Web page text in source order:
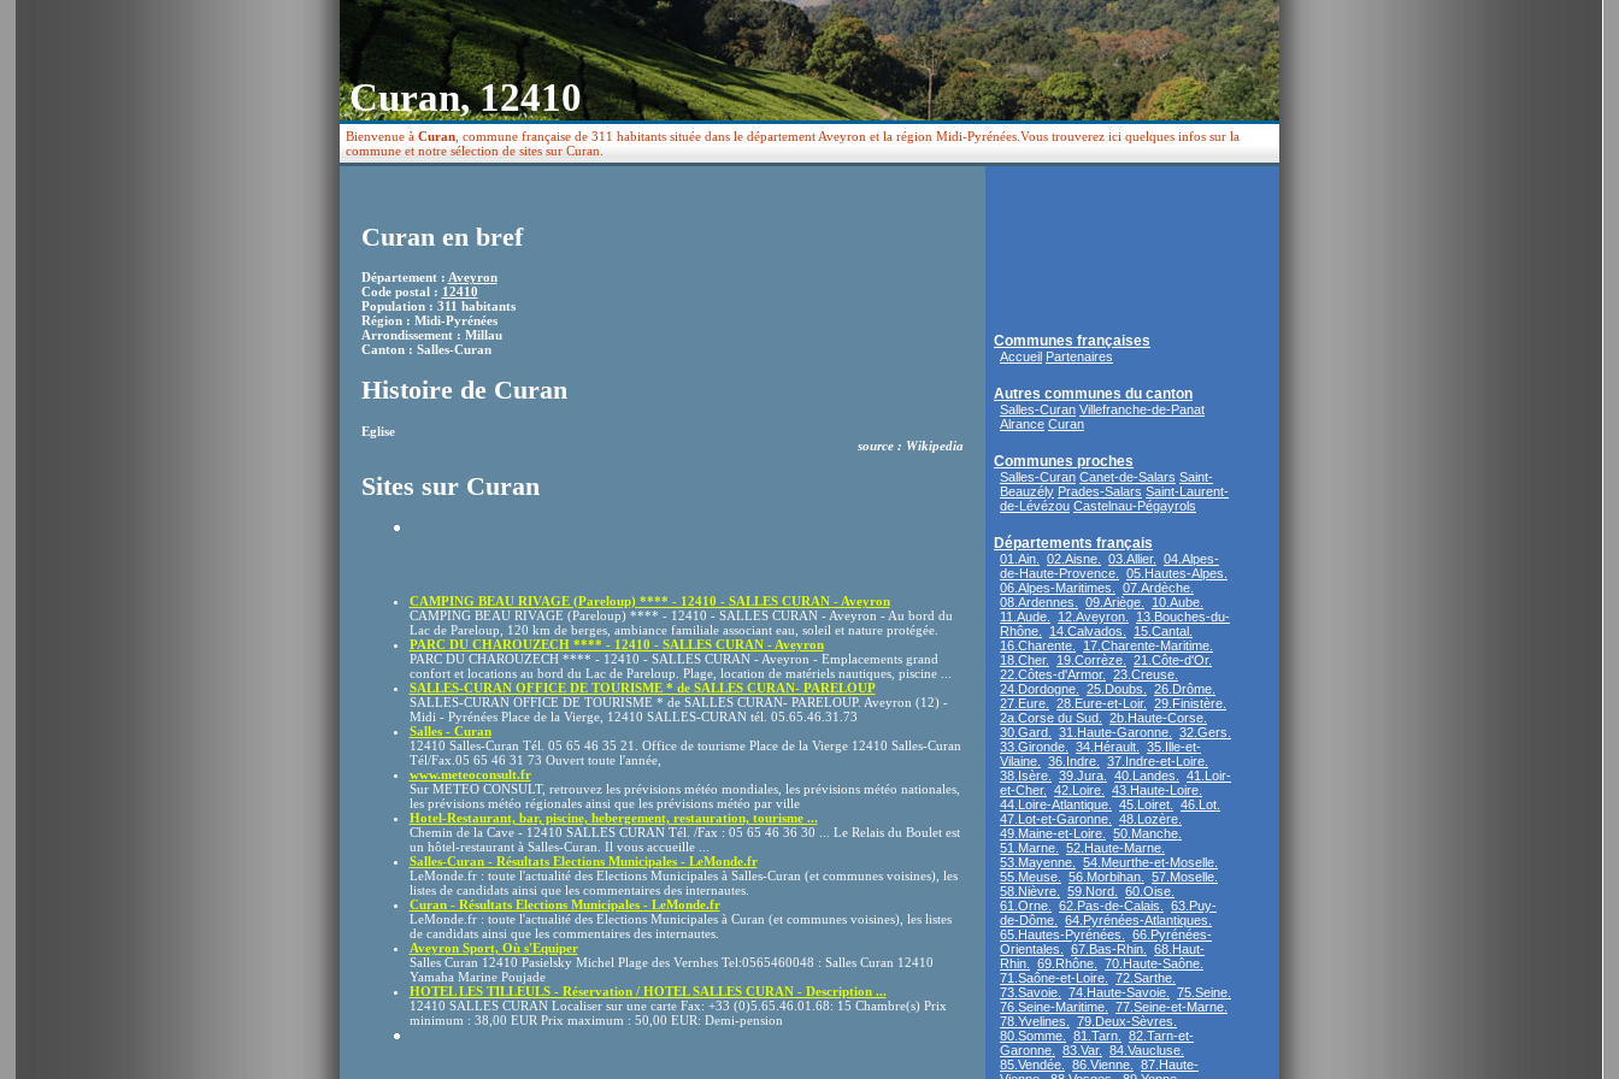
Curan, 12410
Bienvenue à Curan , commune française de 311 habitants située dans le département Aveyron et la région Midi-Pyrénées.Vous trouverez ici quelques infos sur la
commune et notre sélection de sites sur Curan.
Curan en bref
Département : Aveyron
Code postal : 12410
Population : 311 habitants
Région : Midi-Pyrénées
Arrondissement : Millau
Canton : Salles-Curan
Histoire de Curan
Eglise
source : Wikipedia
Sites sur Curan
CAMPING BEAU RIVAGE (Pareloup) **** - 12410 - SALLES CURAN - Aveyron
CAMPING BEAU RIVAGE (Pareloup) **** - 12410 - SALLES CURAN - Aveyron - Au bord du
Lac de Pareloup, 120 km de berges, ambiance familiale associant eau, soleil et nature protégée.
PARC DU CHAROUZECH **** - 12410 - SALLES CURAN - Aveyron
PARC DU CHAROUZECH **** - 12410 - SALLES CURAN - Aveyron - Emplacements grand
confort et locations au bord du Lac de Pareloup. Plage, location de matériels nautiques, piscine ...
SALLES-CURAN OFFICE DE TOURISME * de SALLES CURAN- PARELOUP
SALLES-CURAN OFFICE DE TOURISME * de SALLES CURAN- PARELOUP. Aveyron (12) -
Midi - Pyrénées Place de la Vierge, 12410 SALLES-CURAN tél. 05.65.46.31.73
Salles - Curan
12410 Salles-Curan Tél. 05 65 46 35 21. Office de tourisme Place de la Vierge 12410 Salles-Curan
Tél/Fax.05 65 46 31 73 Ouvert toute l'année,
www.meteoconsult.fr
Sur METEO CONSULT, retrouvez les prévisions météo mondiales, les prévisions météo nationales,
les prévisions météo régionales ainsi que les prévisions météo par ville
Hotel-Restaurant, bar, piscine, hebergement, restauration, tourisme ...
Chemin de la Cave - 12410 SALLES CURAN Tél. /Fax : 05 65 46 36 30 ... Le Relais du Boulet est
un hôtel-restaurant à Salles-Curan. Il vous accueille ...
Salles-Curan - Résultats Elections Municipales - LeMonde.fr
LeMonde.fr : toute l'actualité des Elections Municipales à Salles-Curan (et communes voisines), les
listes de candidats ainsi que les commentaires des internautes.
Curan - Résultats Elections Municipales - LeMonde.fr
LeMonde.fr : toute l'actualité des Elections Municipales à Curan (et communes voisines), les listes
de candidats ainsi que les commentaires des internautes.
Aveyron Sport, Où s'Equiper
Salles Curan 12410 Pasielsky Michel Plage des Vernhes Tel:0565460048 : Salles Curan 12410
Yamaha Marine Poujade
HOTEL LES TILLEULS - Réservation / HOTEL SALLES CURAN - Description ...
12410 SALLES CURAN Localiser sur une carte Fax: +33 (0)5.65.46.01.68: 15 Chambre(s) Prix
minimum : 38,00 EUR Prix maximum : 50,00 EUR: Demi-pension
Communes françaises
Accueil Partenaires
Autres communes du canton
Salles-Curan Villefranche-de-Panat
Alrance Curan
Communes proches
Salles-Curan Canet-de-Salars Saint-
Beauzély Prades-Salars Saint-Laurent-
de-Lévézou Castelnau-Pégayrols
Départements français
01.Ain. 02.Aisne. 03.Allier.
04.Alpes-
de-Haute-Provence.
05.Hautes-Alpes.
06.Alpes-Maritimes.
07.Ardèche.
08.Ardennes.
09.Ariège.
10.Aube.
11.Aude.
12.Aveyron.
13.Bouches-du-
Rhône.
14.Calvados.
15.Cantal.
16.Charente.
17.Charente-Maritime.
18.Cher.
19.Corrèze.
21.Côte-d'Or.
22.Côtes-d'Armor.
23.Creuse.
24.Dordogne.
25.Doubs.
26.Drôme.
27.Eure.
28.Eure-et-Loir.
29.Finistère.
2a.Corse du Sud.
2b.Haute-Corse.
30.Gard.
31.Haute-Garonne.
32.Gers.
33.Gironde.
34.Hérault.
35.Ille-et-
Vilaine.
36.Indre.
37.Indre-et-Loire.
38.Isère.
39.Jura. 40.Landes.
41.Loir-
et-Cher.
42.Loire.
43.Haute-Loire.
44.Loire-Atlantique.
45.Loiret.
46.Lot.
47.Lot-et-Garonne.
48.Lozère.
49.Maine-et-Loire.
50.Manche.
51.Marne.
52.Haute-Marne.
53.Mayenne.
54.Meurthe-et-Moselle.
55.Meuse.
56.Morbihan.
57.Moselle.
58.Nièvre.
59.Nord.
60.Oise.
61.Orne.
62.Pas-de-Calais.
63.Puy-
de-Dôme.
64.Pyrénées-Atlantiques.
65.Hautes-Pyrénées.
66.Pyrénées-
Orientales.
67.Bas-Rhin.
68.Haut-
Rhin.
69.Rhône.
70.Haute-Saône.
71.Saône-et-Loire.
72.Sarthe.
73.Savoie.
74.Haute-Savoie.
75.Seine.
76.Seine-Maritime.
77.Seine-et-Marne.
78.Yvelines.
79.Deux-Sèvres.
80.Somme.
81.Tarn.
82.Tarn-et-
Garonne.
83.Var.
84.Vaucluse.
85.Vendée.
86.Vienne.
87.Haute-